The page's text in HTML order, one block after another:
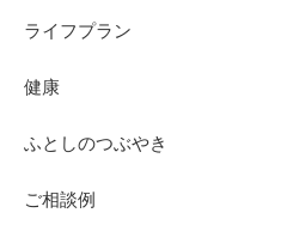
ライフプラン
健康
ふとしのつぶやき
ご相談例